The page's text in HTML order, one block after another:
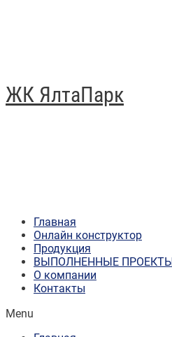
ЖК ЯлтаПарк
Главная
Онлайн конструктор
Продукция
ВЫПОЛНЕННЫЕ ПРОЕКТЫ
О компании
Контакты
Menu